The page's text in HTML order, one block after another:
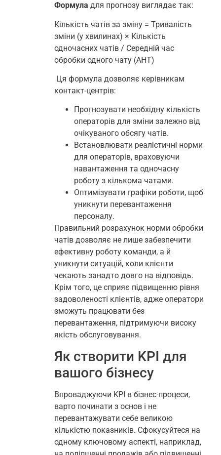
Формула для прогнозу виглядає так:
Кількість чатів за зміну = Тривалість
зміни (у хвилинах) × Кількість
одночасних чатів / Середній час
обробки одного чату (AHT)
Ця формула дозволяє керівникам
контакт-центрів:
Прогнозувати необхідну кількість
операторів для зміни залежно від
очікуваного обсягу чатів.
Встановлювати реалістичні норми
для операторів, враховуючи
навантаження та одночасну
роботу з кількома чатами.
Оптимізувати графіки роботи, щоб
уникнути перевантаження
персоналу.
Правильний розрахунок норми обробки
чатів дозволяє не лише забезпечити
ефективну роботу команди, а й
уникнути ситуацій, коли клієнти
чекають занадто довго на відповідь.
Крім того, це сприяє підвищенню рівня
задоволеності клієнтів, адже оператори
зможуть працювати без
перевантаження, підтримуючи високу
якість обслуговування.
Як створити KPI для
вашого бізнесу
Впроваджуючи KPI в бізнес-процеси,
варто починати з основ і не
перевантажувати себе великою
кількістю показників. Сфокусуйтеся на
одному ключовому аспекті, наприклад,